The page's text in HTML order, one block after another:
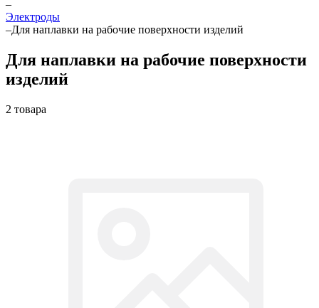
–
Электроды
–Для наплавки на рабочие поверхности изделий
Для наплавки на рабочие поверхности
изделий
2 товара